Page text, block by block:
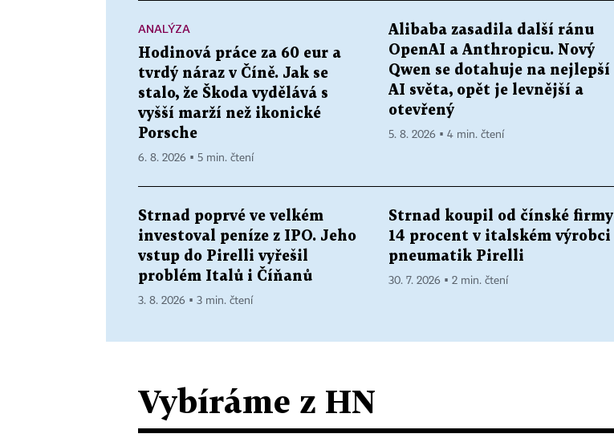
ANALÝZA
Hodinová práce za 60 eur a
tvrdý náraz v Číně. Jak se
stalo, že Škoda vydělává s
vyšší marží než ikonické
Porsche
6. 8. 2026 ▪ 5 min. čtení
Alibaba zasadila další ránu
OpenAI a Anthropicu. Nový
Qwen se dotahuje na nejlepší
AI světa, opět je levnější a
otevřený
5. 8. 2026 ▪ 4 min. čtení
Strnad poprvé ve velkém
investoval peníze z IPO. Jeho
vstup do Pirelli vyřešil
problém Italů i Číňanů
3. 8. 2026 ▪ 3 min. čtení
Strnad koupil od čínské firmy
14 procent v italském výrobci
pneumatik Pirelli
30. 7. 2026 ▪ 2 min. čtení
Vybíráme z HN